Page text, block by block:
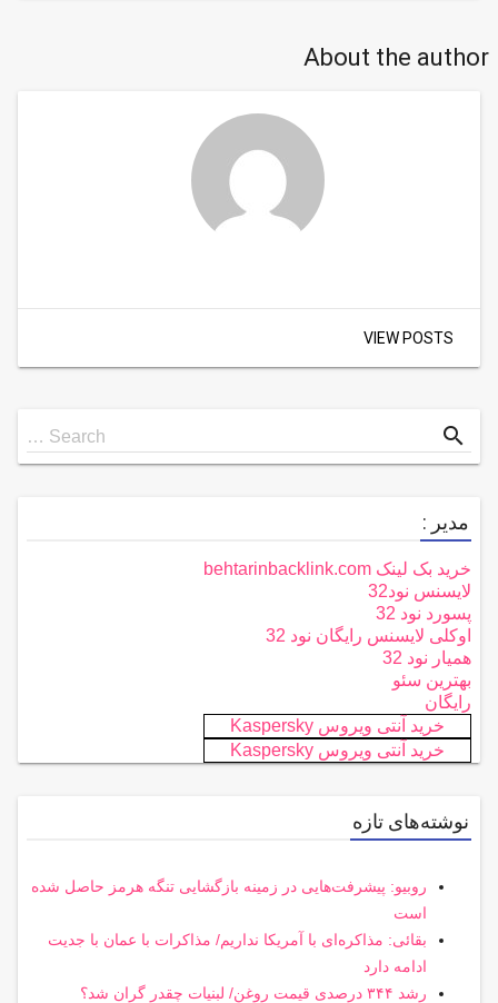
About the author
VIEW POSTS
Search
for
Search … search
مدیر :
خرید بک لینک behtarinbacklink.com
لایسنس نود32
پسورد نود 32
اوکلی لایسنس رایگان نود 32
همیار نود 32
بهترین سئو
رایگان
خرید آنتی ویروس Kaspersky
خرید آنتی ویروس Kaspersky
نوشته‌های تازه
روبیو: پیشرفت‌هایی در زمینه بازگشایی تنگه هرمز حاصل شده
است
بقائی: مذاکره‌ای با آمریکا نداریم/ مذاکرات با عمان با جدیت
ادامه دارد
رشد ۳۴۴ درصدی قیمت روغن/ لبنیات چقدر گران شد؟